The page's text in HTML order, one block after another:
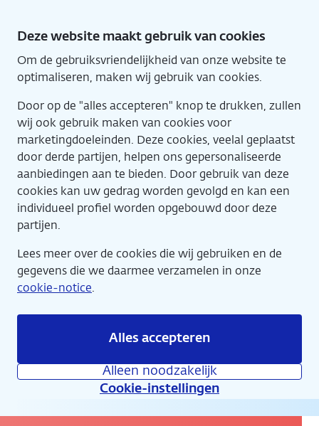
hoofdinhoud
Deze website maakt gebruik van cookies
Om de gebruiksvriendelijkheid van onze website te
optimaliseren, maken wij gebruik van cookies.
Door op de "alles accepteren" knop te drukken, zullen
wij ook gebruik maken van cookies voor
marketingdoeleinden. Deze cookies, veelal geplaatst
door derde partijen, helpen ons gepersonaliseerde
aanbiedingen aan te bieden. Door gebruik van deze
cookies kan uw gedrag worden gevolgd en kan een
individueel profiel worden opgebouwd door deze
partijen.
Lees meer over de cookies die wij gebruiken en de
gegevens die we daarmee verzamelen in onze
cookie-notice.
Alles accepteren
Alleen noodzakelijk
Cookie-instellingen